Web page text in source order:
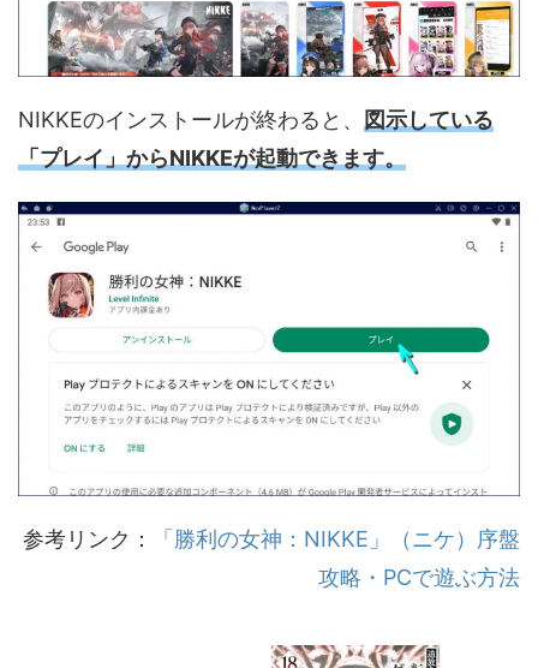
NIKKEのインストールが終わると、
図示している
「プレイ」からNIKKEが起動できます。
参考リンク：
「勝利の女神：NIKKE」（ニケ）序盤
攻略・PCで遊ぶ方法